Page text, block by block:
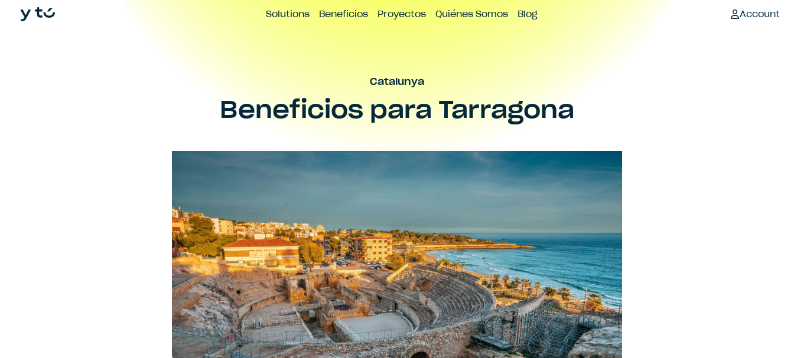
Inicio
Solutions Beneficios Proyectos Quiénes Somos Blog
Contacto Account
Catalunya
Beneficios para Tarragona